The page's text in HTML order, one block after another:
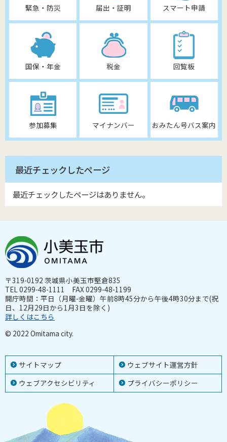
緊急・防災 届出・証明 スマート申請
国保・年金 税金 回覧板
参加募集 マイナンバー おみたん号バス案内
最近チェックしたページ
最近チェックしたページはありません。
サイトマップ
ウェブサイト運営方針
ウェブアクセシビリティ
プライバシーポリシー
〒319-0192 茨城県小美玉市堅倉835
TEL 0299-48-1111 FAX 0299-48-1199
開庁時間：平日（月曜-金曜）午前8時45分から午後4時30分まで(祝
日、12月29日から1月3日を除く)
詳しくはこちら
© 2022 Omitama city.